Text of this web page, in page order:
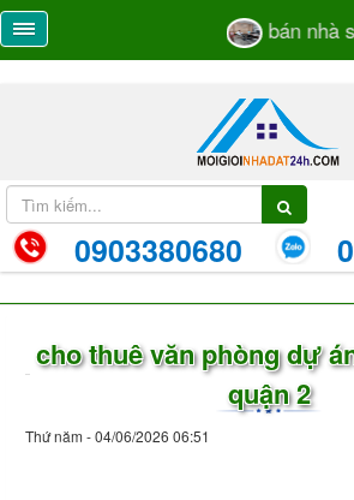
bán nhà số
0903380680
cho thuê văn phòng dự
quận 2
Thứ năm - 04/06/2026 06:51